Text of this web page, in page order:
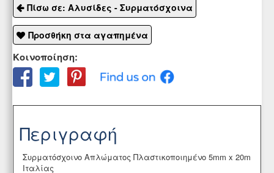
Πίσω σε: Αλυσίδες - Συρματόσχοινα
Προσθήκη στα αγαπημένα
Κοινοποίηση:
Περιγραφή
Συρματόσχοινο Απλώματος Πλαστικοποιημένο 5mm x 20m
Ιταλίας